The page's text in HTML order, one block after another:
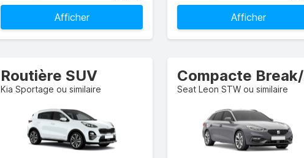
Afficher Afficher
Routière SUV
Kia Sportage ou similaire Seat Leon STW ou similaire